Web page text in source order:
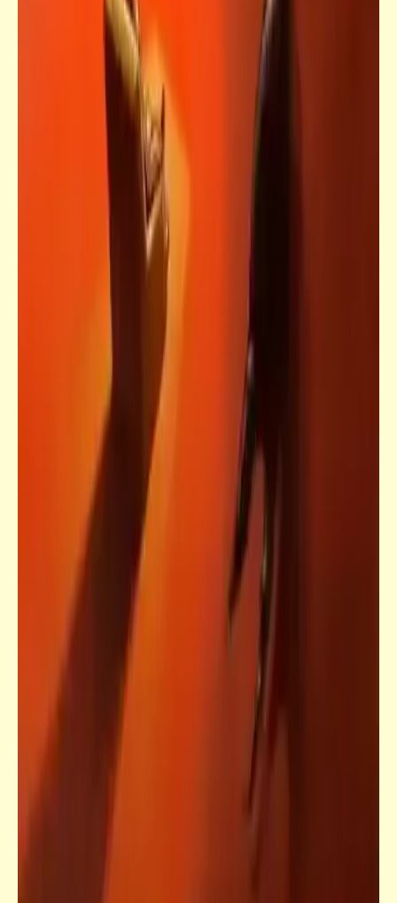
الدنيا كاس وداير .. والدم أصبح فاير | قصص
تيك أواي ساخرة | د. أحمد صادق
يمشي الفقير وكل شيء ضده | الشافعي – المعرّي
– ابن الأحنف – شاعر مجهول؟
ديمقراطية ديمقراطية .. ما فيش كلام | قصص